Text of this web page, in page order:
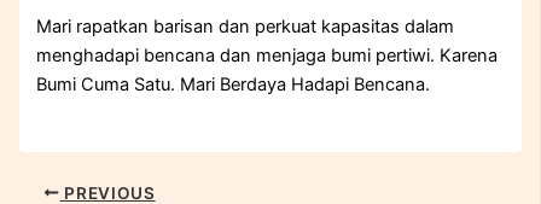
Mari rapatkan barisan dan perkuat kapasitas dalam
menghadapi bencana dan menjaga bumi pertiwi. Karena
Bumi Cuma Satu. Mari Berdaya Hadapi Bencana.
PREVIOUS